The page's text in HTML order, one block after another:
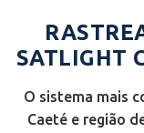
SATLIGHT
O sistema mais
Caeté e região